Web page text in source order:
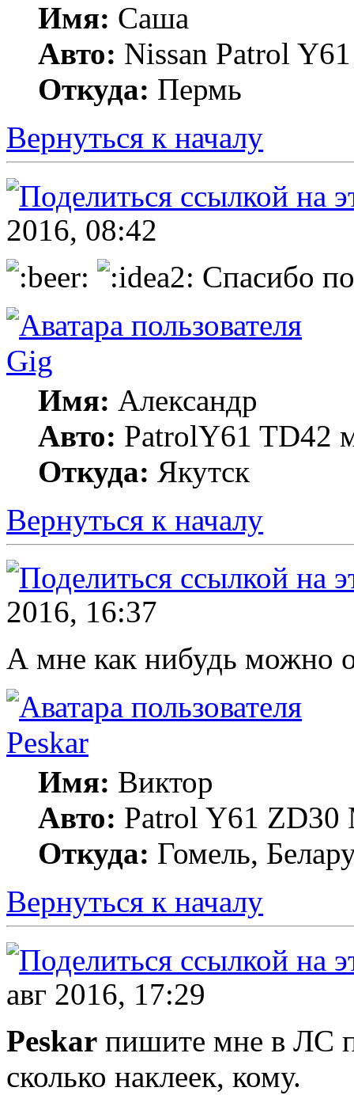
Имя: Саша
Авто: Nissan Patrol
Откуда: Пермь
Вернуться к началу
2016, 08:42
Cпасибо
Gig
Имя: Александр
Авто: PatrolY61 TD42
Откуда: Якутск
Вернуться к началу
2016, 16:37
А мне как нибудь можно
Peskar
Имя: Виктор
Авто: Patrol Y61
Откуда: Гомель,
Вернуться к началу
авг 2016, 17:29
Peskar пишите мне в ЛС
сколько наклеек, кому.